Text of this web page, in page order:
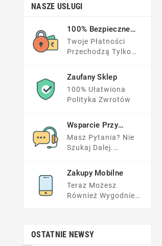
NASZE USŁUGI
100% Bezpieczne
Płatności
Twoje Płatności
Przechodzą Tylko
Serwisy
Zaufany Sklep
100% Ułatwiona
Polityka Zwrotów
Wsparcie Przy
Zakupach
Masz Pytania? Nie
Szukaj Dalej.
Lub Napisz Do Nas.
Zakupy Mobilne
Teraz Możesz
Również Wygodnie
OSTATNIE NEWSY